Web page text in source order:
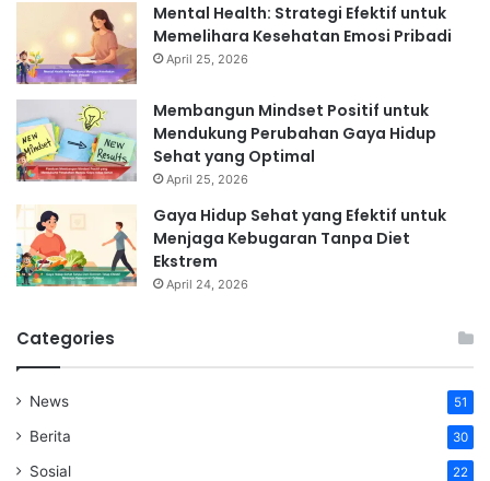
Mental Health: Strategi Efektif untuk
Memelihara Kesehatan Emosi Pribadi
April 25, 2026
Membangun Mindset Positif untuk
Mendukung Perubahan Gaya Hidup
Sehat yang Optimal
April 25, 2026
Gaya Hidup Sehat yang Efektif untuk
Menjaga Kebugaran Tanpa Diet
Ekstrem
April 24, 2026
Categories
News 51
Berita 30
Sosial 22